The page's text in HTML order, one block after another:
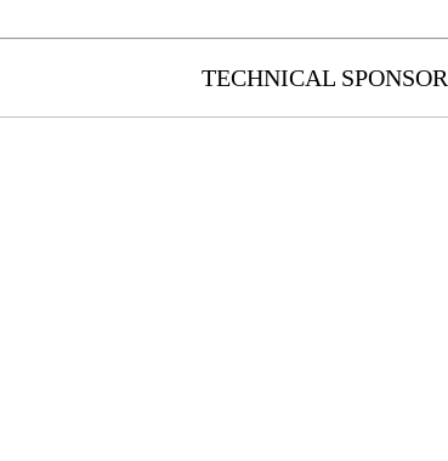
TECHNICAL SPONSOR